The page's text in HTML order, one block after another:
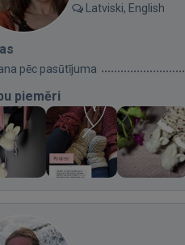
Latviski, English
pēc pasūtījuma
piemēri